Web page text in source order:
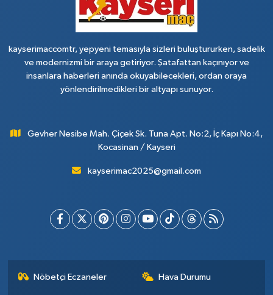
kayserimaccomtr, yepyeni temasıyla sizleri buluştururken, sadelik
ve modernizmi bir araya getiriyor. Şatafattan kaçınıyor ve
insanlara haberleri anında okuyabilecekleri, ordan oraya
yönlendirilmedikleri bir altyapı sunuyor.
Gevher Nesibe Mah. Çiçek Sk. Tuna Apt. No:2, İç Kapı No:4,
Kocasinan / Kayseri
kayserimac2025@gmail.com
Nöbetçi Eczaneler Hava Durumu